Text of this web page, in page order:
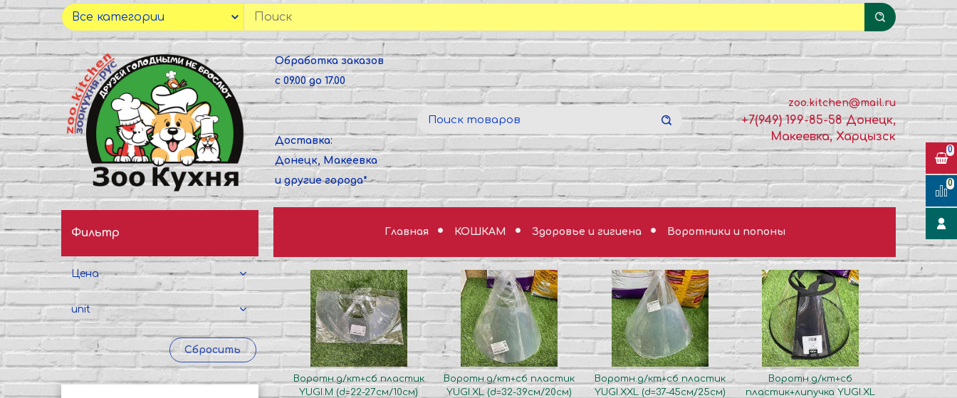
Обработка заказов
с 09.00 до 17.00
Доставка:
Донецк, Макеевка
и другие города*
zoo.kitchen@mail.ru
+7(949) 199-85-58 Донецк,
Макеевка, Харцызск
Фильтр
Цена
unit
Сбросить
Главная КОШКАМ Здоровье и гигиена Воротники и попоны
Воротн.д/кт+сб пластик
YUGI.M (d=22-27см/10см)
Воротн.д/кт+сб пластик
YUGI.XL (d=32-39см/20см)
Воротн.д/кт+сб пластик
YUGI.XXL (d=37-45см/25см)
Воротн.д/кт+сб
пластик+липучка YUGI.XL
0
0